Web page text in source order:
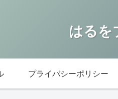
はるを
プライバシーポリシー